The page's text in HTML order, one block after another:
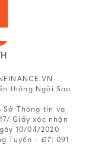
thông Ngôi Sao
Sở Thông tin và
Giấy xác nhận
10/04/2020
Tuyến - ĐT: 091